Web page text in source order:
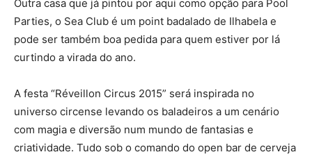
Outra casa que já pintou por aqui como opção para Pool
Parties, o Sea Club é um point badalado de Ilhabela e
pode ser também boa pedida para quem estiver por lá
curtindo a virada do ano.
A festa “Réveillon Circus 2015” será inspirada no
universo circense levando os baladeiros a um cenário
com magia e diversão num mundo de fantasias e
criatividade. Tudo sob o comando do open bar de cerveja